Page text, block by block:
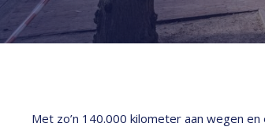
Met zo’n 140.000 kilometer aan wegen